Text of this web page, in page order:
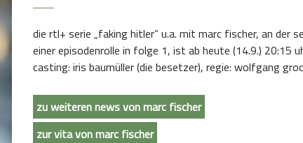
kontakt
die rtl+ serie „faking hitler“ u.a. mit marc fischer, an der
einer episodenrolle in folge 1, ist ab heute (14.9.) 20:15
casting: iris baumüller (die besetzer), regie: wolfgang
zu weiteren news von marc fischer
zur vita von marc fischer